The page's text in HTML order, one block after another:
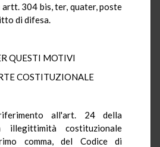
304 bis, ter, quater, poste
di difesa.
QUESTI MOTIVI
COSTITUZIONALE
all'art. 24 della
illegittimità costituzionale
comma, del Codice di